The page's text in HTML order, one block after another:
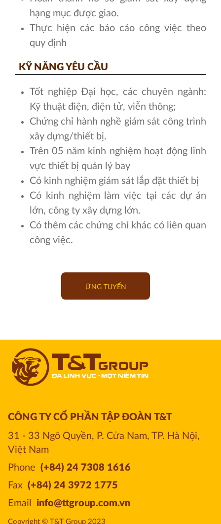
hạng mục được giao.
Thực hiện các báo cáo công việc theo
quy định
KỸ NĂNG YÊU CẦU
Tốt nghiệp Đại học, các chuyên ngành:
Kỹ thuật điện, điện tử, viễn thông;
Chứng chỉ hành nghề giám sát công trình
xây dựng/thiết bị.
Trên 05 năm kinh nghiệm hoạt động lĩnh
vực thiết bị quản lý bay
Có kinh nghiệm giám sát lắp đặt thiết bị
Có kinh nghiệm làm việc tại các dự án
lớn, công ty xây dựng lớn.
Có thêm các chứng chỉ khác có liên quan
công việc.
ỨNG TUYỂN
CÔNG TY CỔ PHẦN TẬP ĐOÀN T&T
31 - 33 Ngô Quyền, P. Cửa Nam, TP. Hà Nội,
Việt Nam
Phone (+84) 24 7308 1616
Fax (+84) 24 3972 1775
Email
info@ttgroup.com.vn
Copyright © T&T Group 2023